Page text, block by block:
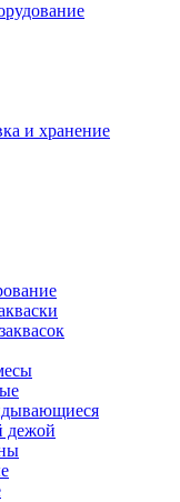
и хранение
дежой